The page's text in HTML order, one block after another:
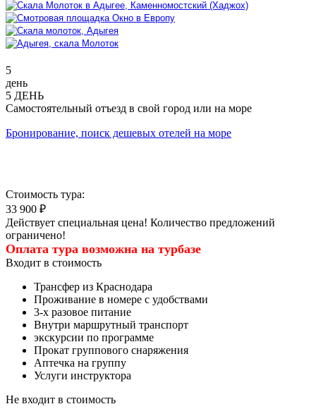
5
день
5 ДЕНЬ
Самостоятельный отъезд в свой город или на море
Бронирование, поиск дешевых отелей на море
Стоимость тура:
33 900 ₽
Действует специальная цена! Количество предложений
ограничено!
Оплата тура возможна на турбазе
Входит в стоимость
Трансфер из Краснодара
Проживание в номере с удобствами
3-х разовое питание
Внутри маршрутный транспорт
экскурсии по программе
Прокат группового снаряжения
Аптечка на группу
Услуги инструктора
Не входит в стоимость